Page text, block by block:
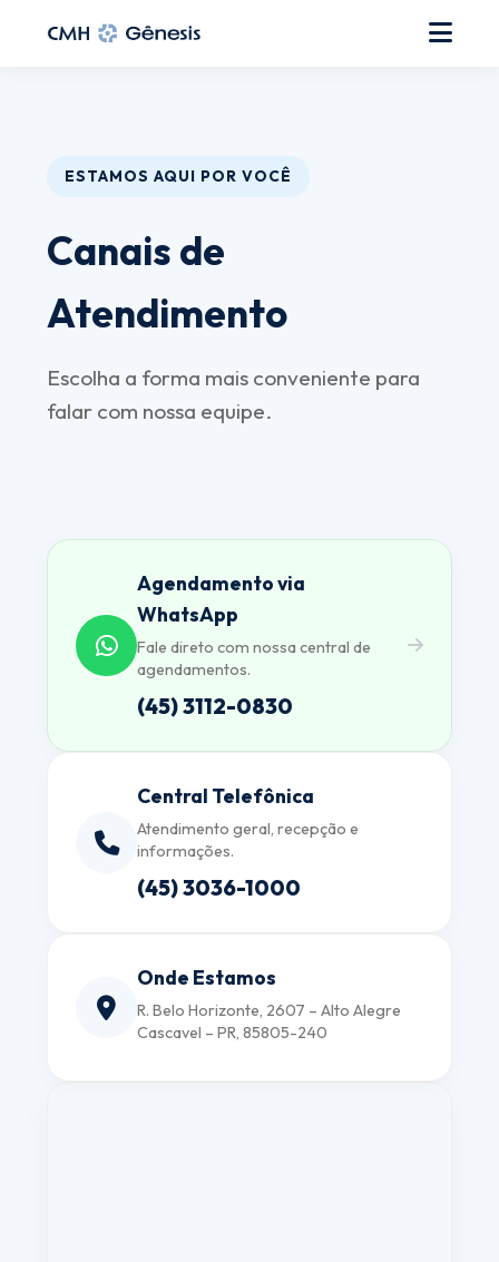
ESTAMOS AQUI POR VOCÊ
Canais de
Atendimento
Escolha a forma mais conveniente para
falar com nossa equipe.
Agendamento via
WhatsApp
Fale direto com nossa central de
agendamentos.
(45) 3112-0830
Central Telefônica
Atendimento geral, recepção e
informações.
(45) 3036-1000
Onde Estamos
R. Belo Horizonte, 2607 – Alto Alegre
Cascavel – PR, 85805-240